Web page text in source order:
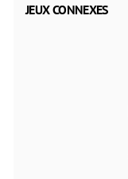
JEUX CONNEXES